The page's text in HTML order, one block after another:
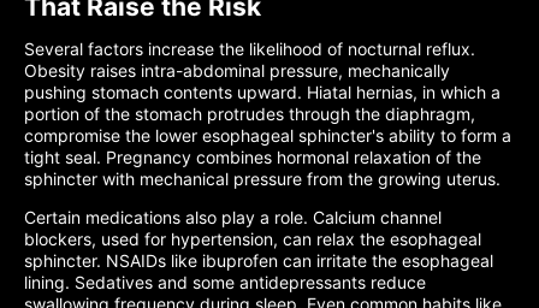
That Raise the Risk
Several factors increase the likelihood of nocturnal reflux.
Obesity raises intra-abdominal pressure, mechanically
pushing stomach contents upward. Hiatal hernias, in which a
portion of the stomach protrudes through the diaphragm,
compromise the lower esophageal sphincter's ability to form a
tight seal. Pregnancy combines hormonal relaxation of the
sphincter with mechanical pressure from the growing uterus.
Certain medications also play a role. Calcium channel
blockers, used for hypertension, can relax the esophageal
sphincter. NSAIDs like ibuprofen can irritate the esophageal
lining. Sedatives and some antidepressants reduce
swallowing frequency during sleep. Even common habits like